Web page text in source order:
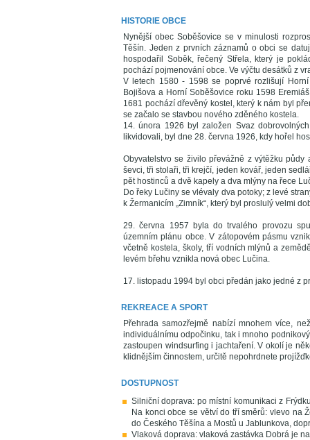
HISTORIE OBCE
Nynější obec Soběšovice se v minulosti
Těšín. Jeden z prvních záznamů o obci se
hospodařil Soběk, řečený Střela, který je
pochází pojmenování obce. Ve výčtu desátků z
V letech 1580 - 1598 se poprvé rozlišují
Bojišova a Horní Soběšovice roku 1598
1681 pochází dřevěný kostel, který k nám byl
se začalo se stavbou nového zděného kostela.
14. února 1926 byl založen Svaz
likvidovali, byl dne 28. června 1926, kdy hořel
Obyvatelstvo se živilo převážně z výtěžku
ševci, tři stolaři, tři krejčí, jeden kovář, jeden
pět hostinců a dvě kapely a dva mlýny na řece
Do řeky Lučiny se vlévaly dva potoky; z levé
k Žermanicím „Zimník“, který byl proslulý velmi
29. června 1957 byla do trvalého provozu
územním plánu obce. V zátopovém pásmu
včetně kostela, školy, tří vodních mlýnů a
levém břehu vznikla nová obec Lučina.
17. listopadu 1994 byl obci předán jako jedné z
REKREACE A SPORT
Přehrada samozřejmě nabízí mnohem více,
individuálnímu odpočinku, tak i mnoho
zastoupen windsurfing i jachtaření. V okolí je
klidnějším činnostem, určitě nepohrdnete
DOSTUPNOST
Silniční doprava: po místní komunikaci z
Na konci obce se větví do tří směrů: vlevo na
do Českého Těšína a Mostů u Jablunkova,
Vlaková doprava: vlaková zastávka Dobrá je